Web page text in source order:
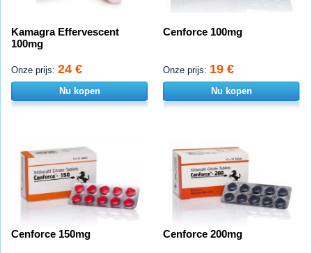
Kamagra Effervescent
100mg
Onze prijs: 24 €
Nu kopen
Cenforce 100mg
Onze prijs: 19 €
Nu kopen
Cenforce 150mg Cenforce 200mg